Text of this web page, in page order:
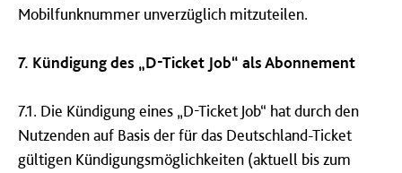
Mobilfunknummer unverzüglich mitzuteilen.
7. Kündigung des „D-Ticket Job“ als Abonnement
7.1. Die Kündigung eines „D-Ticket Job“ hat durch den
Nutzenden auf Basis der für das Deutschland-Ticket
gültigen Kündigungsmöglichkeiten (aktuell bis zum